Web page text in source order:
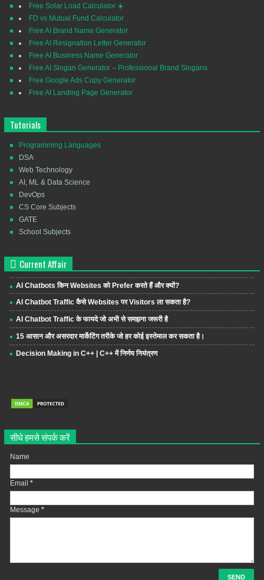
Free Solar Load Calculator ☀️
FD vs Mutual Fund Calculator
Free AI Brand Name Generator
Free AI Resignation Letter Generator
Free AI Business Name Generator
Free AI Slogan Generator – Professional Brand Slogans
Free Google Ads Copy Generator
Free AI Landing Page Generator
Tutorials
Programming Languages
DSA
Web Technology
AI, ML & Data Science
DevOps
CS Core Subjects
GATE
School Subjects
Current Affair
AI Chatbots किन Websites को Prefer करते हैं और क्यों?
AI Chatbot Traffic कैसे Websites पर Visitors ला सकता है?
AI Chatbot Traffic के फायदे जो अभी से समझना जरूरी है
15 आसान और असरदार मार्केटिंग तरीके जो हर कोई इस्तेमाल कर सकता है।
Decision Making in C++ | C++ में निर्णय नियंत्रण
सीधे हमसे संपर्क करें
Name
Email *
Message *